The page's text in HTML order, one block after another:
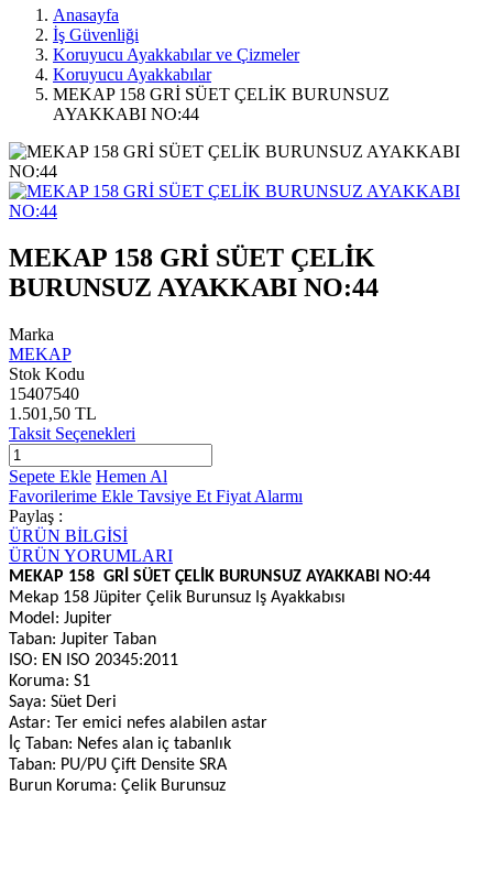
Anasayfa
İş Güvenliği
Koruyucu Ayakkabılar ve Çizmeler
Koruyucu Ayakkabılar
MEKAP 158 GRİ SÜET ÇELİK BURUNSUZ
AYAKKABI NO:44
MEKAP 158 GRİ SÜET ÇELİK
BURUNSUZ AYAKKABI NO:44
Marka
MEKAP
Stok Kodu
15407540
1.501,50 TL
Taksit Seçenekleri
Sepete Ekle Hemen Al
Favorilerime Ekle Tavsiye Et Fiyat Alarmı
Paylaş :
ÜRÜN BİLGİSİ
ÜRÜN YORUMLARI
MEKAP 158 GRİ SÜET ÇELİK BURUNSUZ AYAKKABI NO:44
Mekap 158 Jüpiter Çelik Burunsuz Iş Ayakkabısı
Model: Jupiter
Taban: Jupiter Taban
ISO: EN ISO 20345:2011
Koruma: S1
Saya: Süet Deri
Astar: Ter emici nefes alabilen astar
İç Taban: Nefes alan iç tabanlık
Taban: PU/PU Çift Densite SRA
Burun Koruma: Çelik Burunsuz